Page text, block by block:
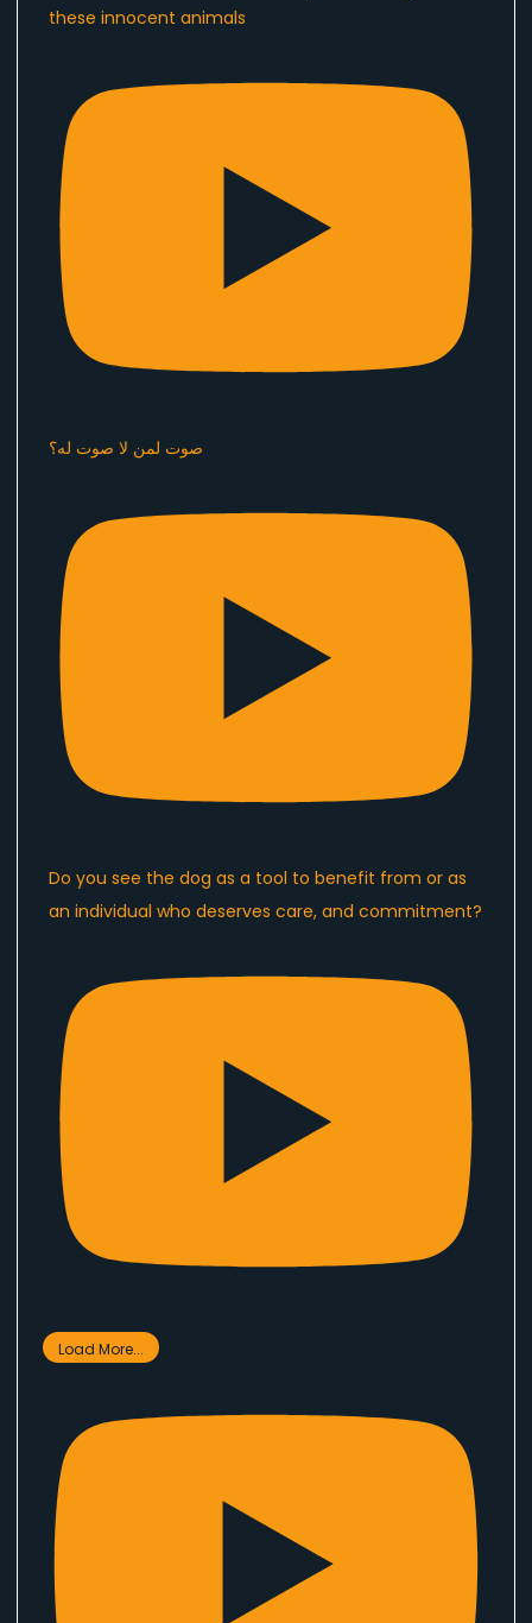
these innocent animals
صوت لمن لا صوت له؟
Do you see the dog as a tool to benefit from or as
an individual who deserves care, and commitment?
Load More...